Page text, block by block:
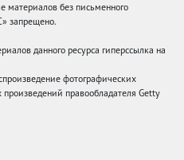
материалов без письменного
запрещено.
данного ресурса гиперссылка на
фотографических
правообладателя Getty